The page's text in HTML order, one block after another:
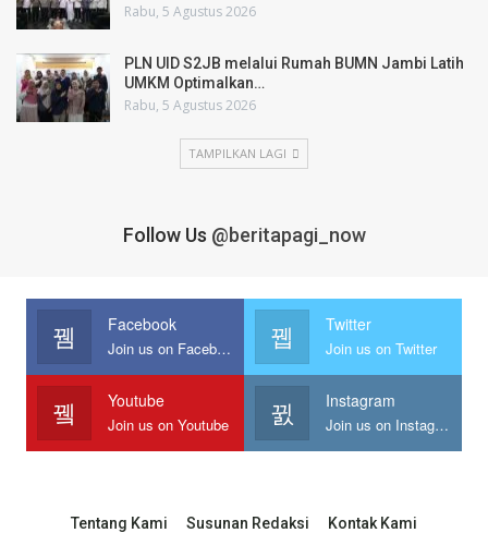
Rabu, 5 Agustus 2026
PLN UID S2JB melalui Rumah BUMN Jambi Latih
UMKM Optimalkan…
Rabu, 5 Agustus 2026
TAMPILKAN LAGI
Follow Us @beritapagi_now
Facebook
Join us on Facebook
Twitter
Join us on Twitter
Youtube
Join us on Youtube
Instagram
Join us on Instagram
Tentang Kami Susunan Redaksi Kontak Kami